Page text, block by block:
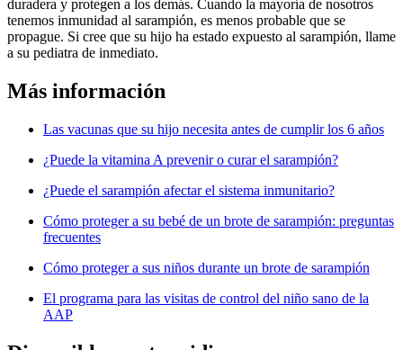
duradera y protegen a los demás. Cuando la mayoría de nosotros
tenemos inmunidad al sarampión, es menos probable que se
propague. Si cree que su hijo ha estado expuesto al sarampión, llame
a su pediatra de inmediato.
Más información
Las vacunas que su hijo necesita antes de cumplir los 6 años
¿Puede la vitamina A prevenir o curar el sarampión?
¿Puede el sarampión afectar el sistema inmunitario?
Cómo proteger a su bebé de un brote de sarampión: preguntas
frecuentes
Cómo proteger a sus niños durante un brote de sarampión
El programa para las visitas de control del niño sano de la
AAP